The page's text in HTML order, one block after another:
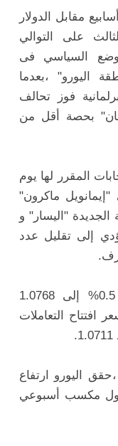
مقابل ‏الدولار
على التوالي
السياسي فى
اليورو" ،بعدما
فوز تحالف
‏بحصة أقل من
المقرر لها يوم
"إيمانويل ماكرون"
"اليسار" و
إلى تقليل عدد
ارتفع اليورو مقابل الدولار بنسبة 0.5% إلى 1.0768
من سعر افتتاح التعاملات
اليورو ارتفاع
فى أول مكسب أسبوعي